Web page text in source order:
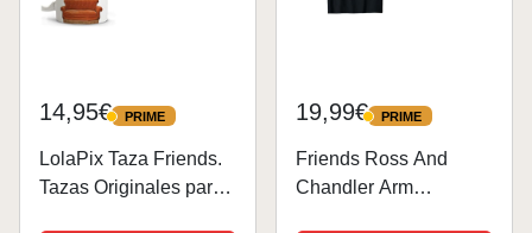
14,95€ PRIME
PRIME
LolaPix Taza Friends.
Tazas Originales para
19,99€ PRIME
PRIME
Friends Ross And
Chandler Arm